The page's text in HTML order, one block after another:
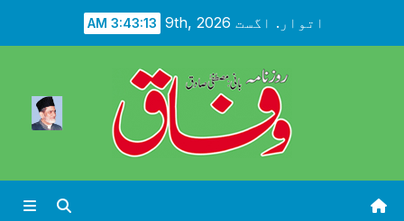
اتوار. اگست 9th, 2026 3:43:15 AM